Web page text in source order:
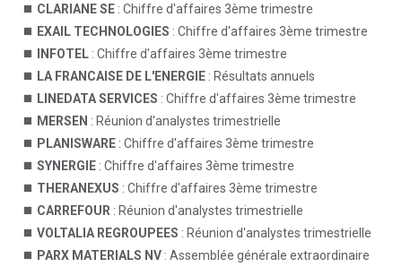
CLARIANE SE : Chiffre d'affaires 3ème trimestre
EXAIL TECHNOLOGIES : Chiffre d'affaires 3ème trimestre
INFOTEL : Chiffre d'affaires 3ème trimestre
LA FRANCAISE DE L'ENERGIE : Résultats annuels
LINEDATA SERVICES : Chiffre d'affaires 3ème trimestre
MERSEN : Réunion d'analystes trimestrielle
PLANISWARE : Chiffre d'affaires 3ème trimestre
SYNERGIE : Chiffre d'affaires 3ème trimestre
THERANEXUS : Chiffre d'affaires 3ème trimestre
CARREFOUR : Réunion d'analystes trimestrielle
VOLTALIA REGROUPEES : Réunion d'analystes trimestrielle
PARX MATERIALS NV : Assemblée générale extraordinaire